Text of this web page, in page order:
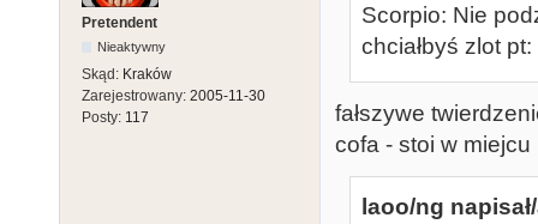
Pretendent
Nieaktywny
Skąd: Kraków
Zarejestrowany: 2005-11-30
Posty: 117
Scorpio: Nie
chciałbyś zlot
fałszywe
cofa - stoi w miejcu
laoo/ng